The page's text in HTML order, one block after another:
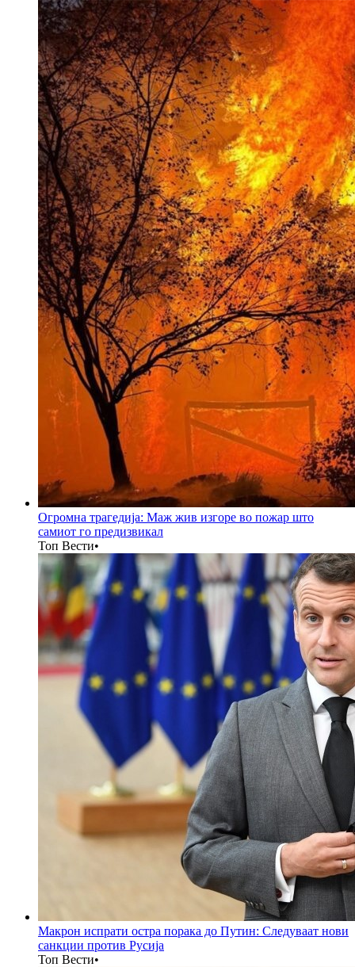
Огромна трагедија: Маж жив изгоре во пожар што
самиот го предизвикал
Топ Вести•
Макрон испрати остра порака до Путин: Следуваат нови
санкции против Русија
Топ Вести•